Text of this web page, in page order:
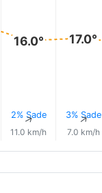
16.0°
2% Sade
↑
11.0 km/h
17.0°
3% Sade
↑
7.0 km/h